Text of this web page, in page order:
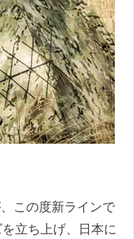
この度新ラインで
立ち上げ、日本に